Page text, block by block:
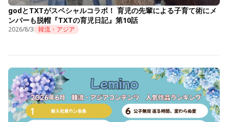
godとTXTがスペシャルコラボ！ 育児の先輩による子育て術にメ
ンバーも脱帽『TXTの育児日記』第10話
2026/8/3 韓流・アジア